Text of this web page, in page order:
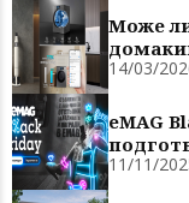
Може
14/03/
eMAG
11/11/